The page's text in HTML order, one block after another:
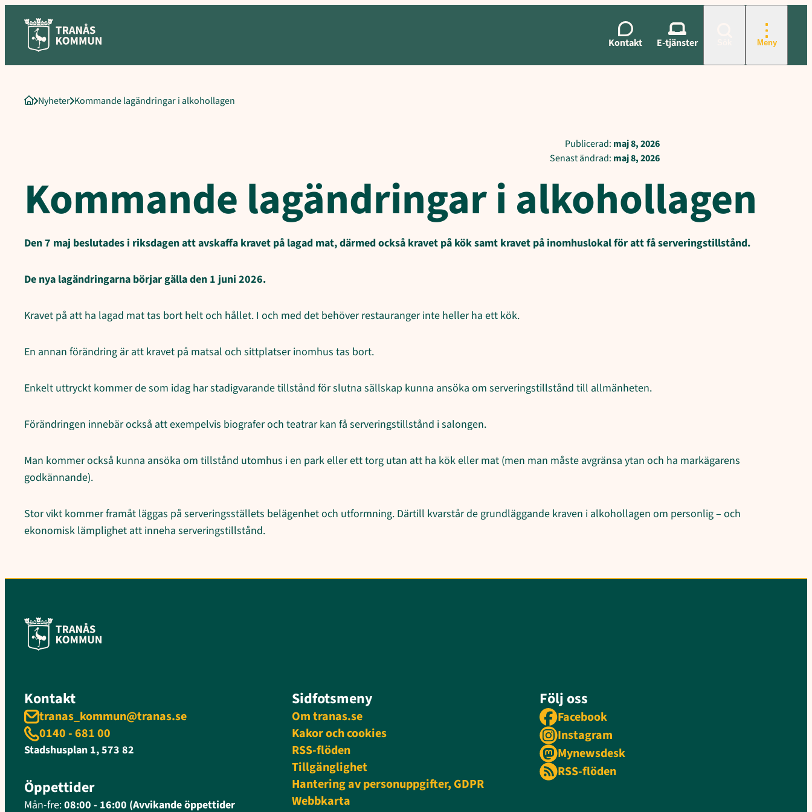
innehåll
Kontakt E-tjänster Meny
Startsida
Nyheter Kommande lagändringar i alkohollagen
Publicerad: maj 8, 2026
Senast ändrad: maj 8, 2026
Kommande lagändringar i alkohollagen
Den 7 maj beslutades i riksdagen att avskaffa kravet på lagad mat, därmed också kravet på kök samt kravet på inomhuslokal för att få serveringstillstånd.
De nya lagändringarna börjar gälla den 1 juni 2026.
Kravet på att ha lagad mat tas bort helt och hållet. I och med det behöver restauranger inte heller ha ett kök.
En annan förändring är att kravet på matsal och sittplatser inomhus tas bort.
Enkelt uttryckt kommer de som idag har stadigvarande tillstånd för slutna sällskap kunna ansöka om serveringstillstånd till allmänheten.
Förändringen innebär också att exempelvis biografer och teatrar kan få serveringstillstånd i salongen.
Man kommer också kunna ansöka om tillstånd utomhus i en park eller ett torg utan att ha kök eller mat (men man måste avgränsa ytan och ha markägarens
godkännande).
Stor vikt kommer framåt läggas på serveringsställets belägenhet och utformning. Därtill kvarstår de grundläggande kraven i alkohollagen om personlig – och
ekonomisk lämplighet att inneha serveringstillstånd.
Kontakt
tranas_kommun@tranas.se
0140 - 681 00
Stadshusplan 1, 573 82
Öppettider
Mån-fre:08:00 - 16:00 (Avvikande öppettider
Sidfotsmeny
Om tranas.se
Kakor och cookies
RSS-flöden
Tillgänglighet
Hantering av personuppgifter, GDPR
Webbkarta
Följ oss
Facebook
Instagram
Mynewsdesk
RSS-flöden